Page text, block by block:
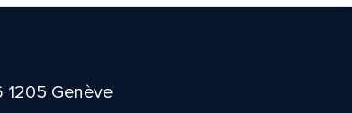
1205 Genève